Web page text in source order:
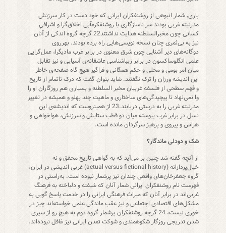
باری٬ شمار انبوهی از روشنفکران ایرانی که خود دست در کار سرزنش
مدرنیته غربی بودند سر ناسازگاری با روشنفکرمآبی اخلاق‌گرا و اشرافیِ
کسانی چون مخبرالسلطنه هدایت نداشتند22 گرچه گروه اندکی از آنان
نیز به بی‌ثمری چنان نسخه نویسی‌هایی راه برده بودند. بهرروی
دوگانه‌های دیر آشنایی چون شرق معنوی در برابر غرب مادیگرا، عمل‌گرایی
علمی انگلوساکسون در برابر زیباشناسی عاشقانه‌ی آسیایی و نیز تقابل
میان امر بومی و محلی و حکم همگانی و فراگیر هیچ گاه صفحه‌ی خاطر
این اندیشه ورزان را ترک نگفتند. شاید بتوان گفت که درک ناتمام از تاریخ
و فهم سطحی از فلسفه غربیان مخبر السلطنه و بسیاری هم روزگاران او را
وا نمی‌نهاد تا پیچیدگی‌های ساختاری و ماهیت چند پهلو و همیشه در تغییر
مدرنیته غربی را به درستی دریابند.23 از همینروست که اندیشه‌ی این
نسل در برابر غرب پیوسته میان دو قطب ستایش و سرزنش، هواخواهی و
هراس و پیروی و پرهیز سرگردان مانده است.
شک و دودلی ماندگار؟
از آنچه گفته شد چنین بر می‌آید که به گواهی تاریخ محقق و نه
خیال‌پردازانه (actual versus fictional history) غربی اندیشی در ایران،
گروه جعفرخان‌های واقعی چندان نیز پرشمار نبوده است. به‌راستی در
فهرست نام روشنفکران ایرانی شمار آنان که شیفته و دلباخته به فرهنگ
غربی‌اند در برابر آنان که میراث فرهنگی ایرانی را در خدمت پاسخ گویی به
مشکل‌های اقتصادی اجتماعی و نیز عقب ماندگی علمی خواسته‌اند چیز در
خوری نیست، 24 گرچه روشنفکران پرشمار گروه دوم به هیچ رو از سپری
شدن تدریجی روزگار شکوهمندی و شوکت تمدن ایرانی نیز غافل نبوده‌اند.